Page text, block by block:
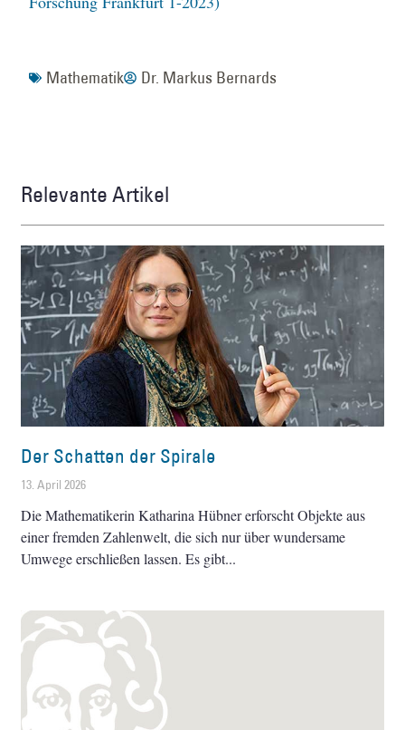
Mathematik Dr. Markus Bernards
Relevante Artikel
Der Schatten der Spirale
13. April 2026
Die Mathematikerin Katharina Hübner erforscht Objekte aus
einer fremden Zahlenwelt, die sich nur über wundersame
Umwege erschließen lassen. Es gibt